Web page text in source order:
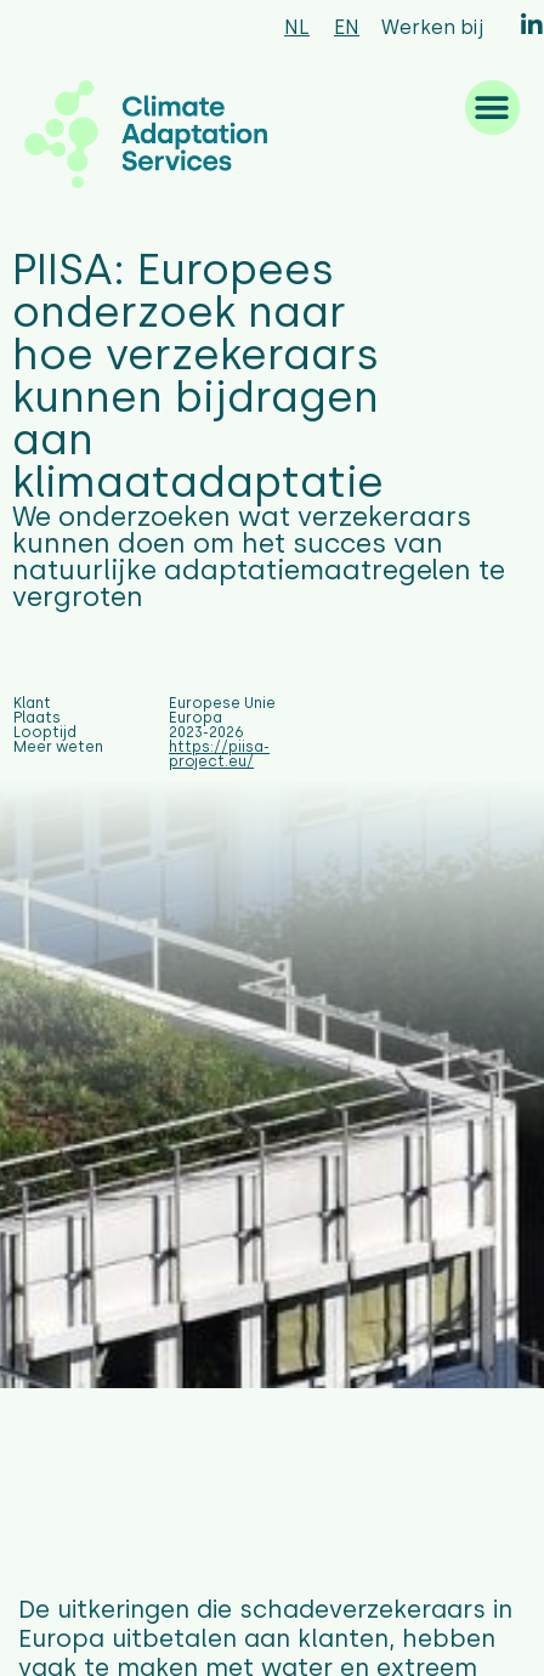
NL EN Werken bij
PIISA: Europees
onderzoek naar
hoe verzekeraars
kunnen bijdragen
aan
klimaatadaptatie
We onderzoeken wat verzekeraars
kunnen doen om het succes van
natuurlijke adaptatiemaatregelen te
vergroten
Klant
Plaats
Looptijd
Meer weten
Europese Unie
Europa
2023-2026
https://piisa-
project.eu/
De uitkeringen die schadeverzekeraars in
Europa uitbetalen aan klanten, hebben
vaak te maken met water en extreem